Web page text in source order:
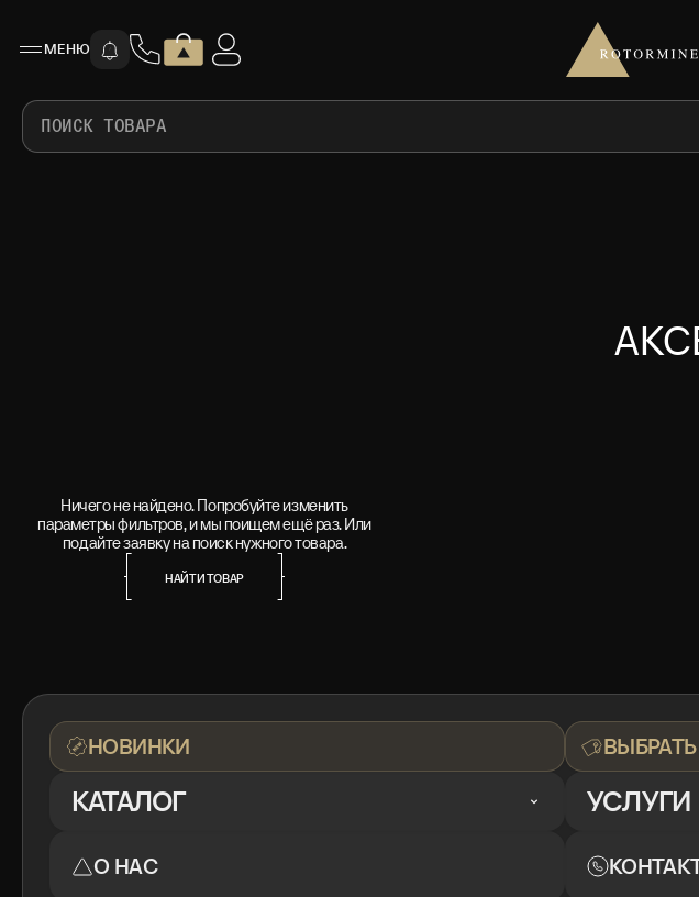
МЕНЮ
ПОИСК ТОВАРА
Ничего не найдено. Попробуйте изменить
параметры фильтров, и мы поищем ещё раз. Или
подайте заявку на поиск нужного товара.
НАЙТИ ТОВАР
НОВИНКИ
КАТАЛОГ
О НАС
УСЛУГИ